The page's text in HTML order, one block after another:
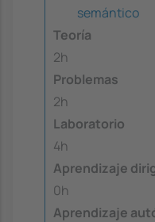
semántico
Teoría
2h
Problemas
2h
Laboratorio
4h
Aprendizaje
0h
Aprendizaje